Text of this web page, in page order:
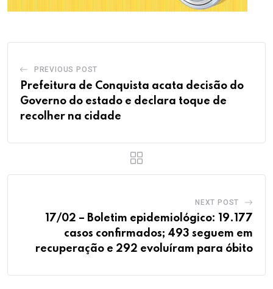
PREVIOUS POST
Prefeitura de Conquista acata decisão do
Governo do estado e declara toque de
recolher na cidade
NEXT POST
17/02 – Boletim epidemiológico: 19.177
casos confirmados; 493 seguem em
recuperação e 292 evoluíram para óbito